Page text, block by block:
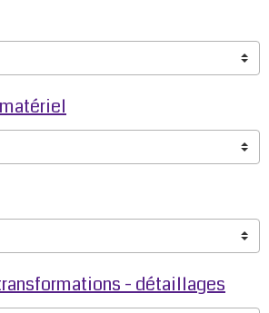
- détaillages